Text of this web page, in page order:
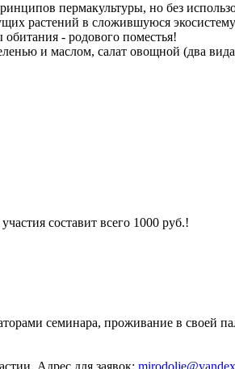
пермакультуры, но без
растений в сложившуюся
- родового поместья!
и маслом, салат овощной (два
составит всего 1000 руб.!
семинара, проживание в своей
Адрес для заявок: